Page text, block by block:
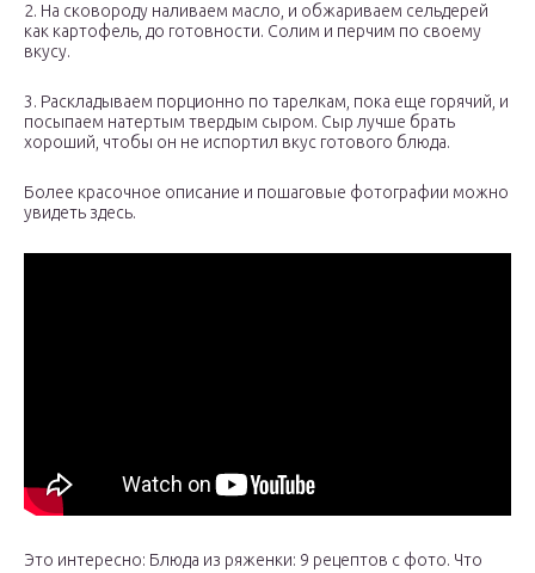
2. На сковороду наливаем масло, и обжариваем сельдерей
как картофель, до готовности. Солим и перчим по своему
вкусу.
3. Раскладываем порционно по тарелкам, пока еще горячий, и
посыпаем натертым твердым сыром. Сыр лучше брать
хороший, чтобы он не испортил вкус готового блюда.
Более красочное описание и пошаговые фотографии можно
увидеть здесь.
Это интересно: Блюда из ряженки: 9 рецептов с фото. Что